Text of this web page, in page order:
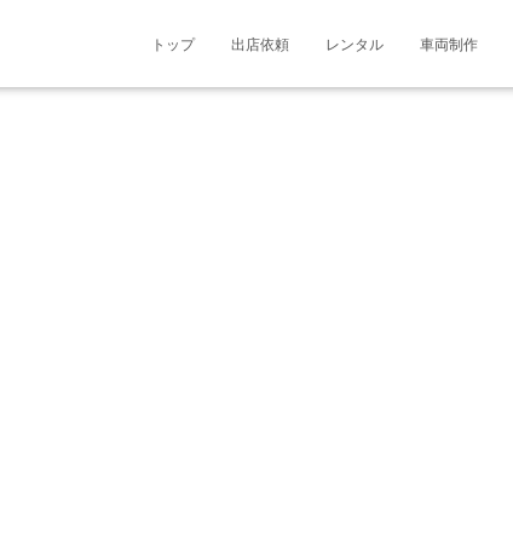
トップ 出店依頼 レンタル 車両制作
ハ旭川大町3条店